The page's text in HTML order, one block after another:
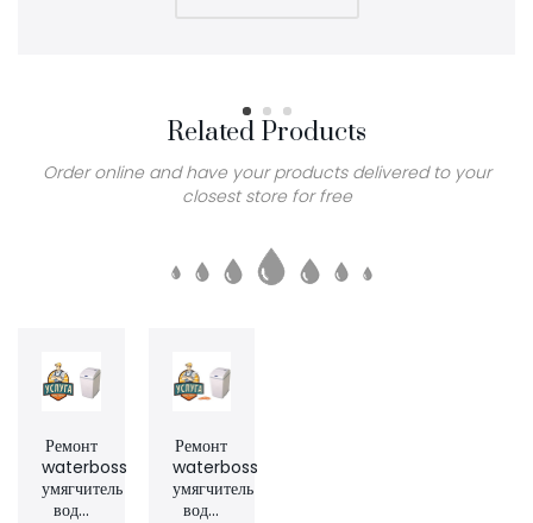
Related Products
Order online and have your products delivered to your
closest store for free
Ремонт
waterboss
умягчитель
вод...
Ремонт
waterboss
умягчитель
вод...